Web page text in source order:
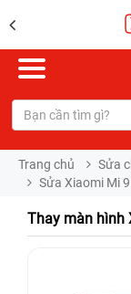
Trang chủ Sửa
Sửa Xiaomi Mi 9
Thay màn hình